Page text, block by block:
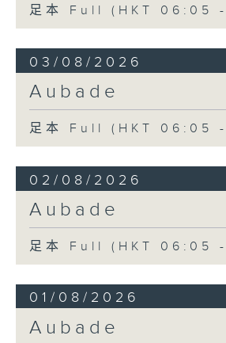
足本 Full (HKT 06:05
03/08/2026
Aubade
足本 Full (HKT 06:05
02/08/2026
Aubade
足本 Full (HKT 06:05
01/08/2026
Aubade